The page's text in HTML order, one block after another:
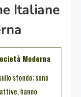
Italiane
Moderna
sfondo; sono
hanno